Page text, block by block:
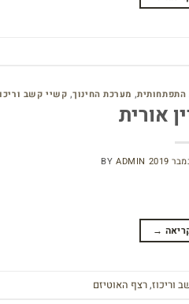
התפתחותית, מערכת החינוך, קשיי קשב
אורית
BYADMIN
→
וריכוז,רצף האוטיזם